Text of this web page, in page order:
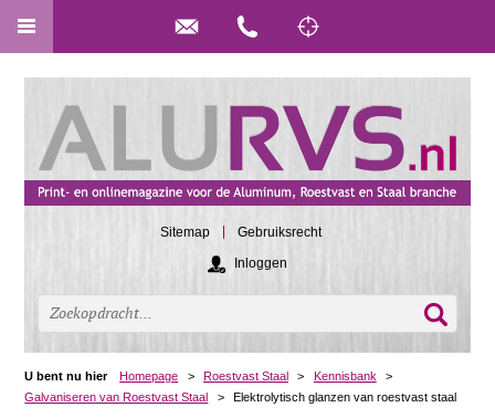
Sitemap
Gebruiksrecht
Inloggen
U bent nu hier Homepage > Roestvast Staal > Kennisbank
>
Galvaniseren van Roestvast Staal
> Elektrolytisch glanzen van roestvast staal